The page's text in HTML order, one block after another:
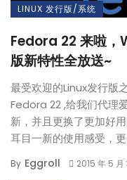
LINUX 发行版/系统
Fedora 22 来啦
版新特性全放送~
最受欢迎的Linux发行版
Fedora 22 ,给我们代理
新，并且更换了更加好
耳目一新的使用感受，
By Eggroll 2015 年 5 月